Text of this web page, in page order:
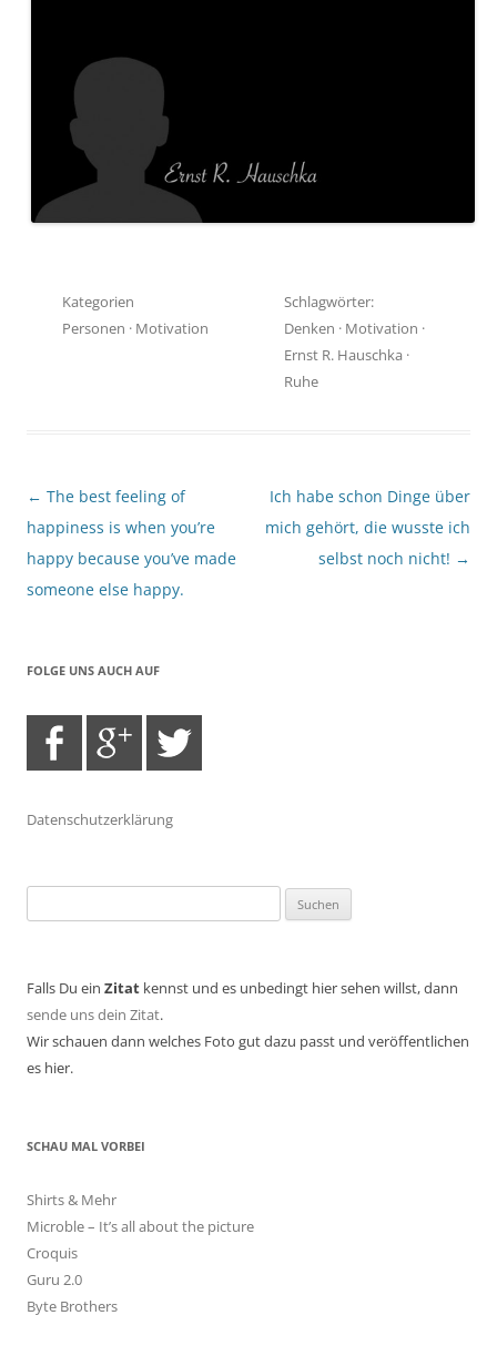
Kategorien
Personen · Motivation
Schlagwörter:
Denken · Motivation ·
Ernst R. Hauschka ·
Ruhe
Beitragsnavigation
← The best feeling of
happiness is when you’re
happy because you’ve made
someone else happy.
Ich habe schon Dinge über
mich gehört, die wusste ich
selbst noch nicht! →
FOLGE UNS AUCH AUF
Datenschutzerklärung
nach:
Falls Du ein Zitat kennst und es unbedingt hier sehen willst, dann
sende uns dein Zitat.
Wir schauen dann welches Foto gut dazu passt und veröffentlichen
es hier.
SCHAU MAL VORBEI
Shirts & Mehr
Microble – It’s all about the picture
Croquis
Guru 2.0
Byte Brothers